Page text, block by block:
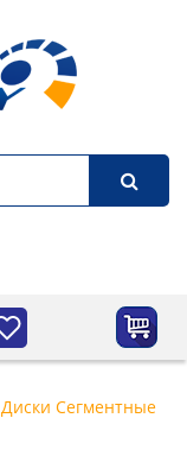
Диски Сегментные